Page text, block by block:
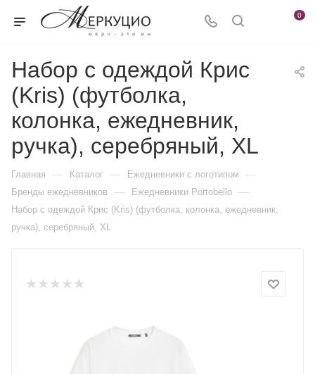
0
Набор с одеждой Крис
(Kris) (футболка,
колонка, ежедневник,
ручка), серебряный, XL
Главная — Каталог — Ежедневники c логотипом —
Бренды ежедневников — Ежедневники Portobello —
Набор с одеждой Крис (Kris) (футболка, колонка, ежедневник,
ручка), серебряный, XL